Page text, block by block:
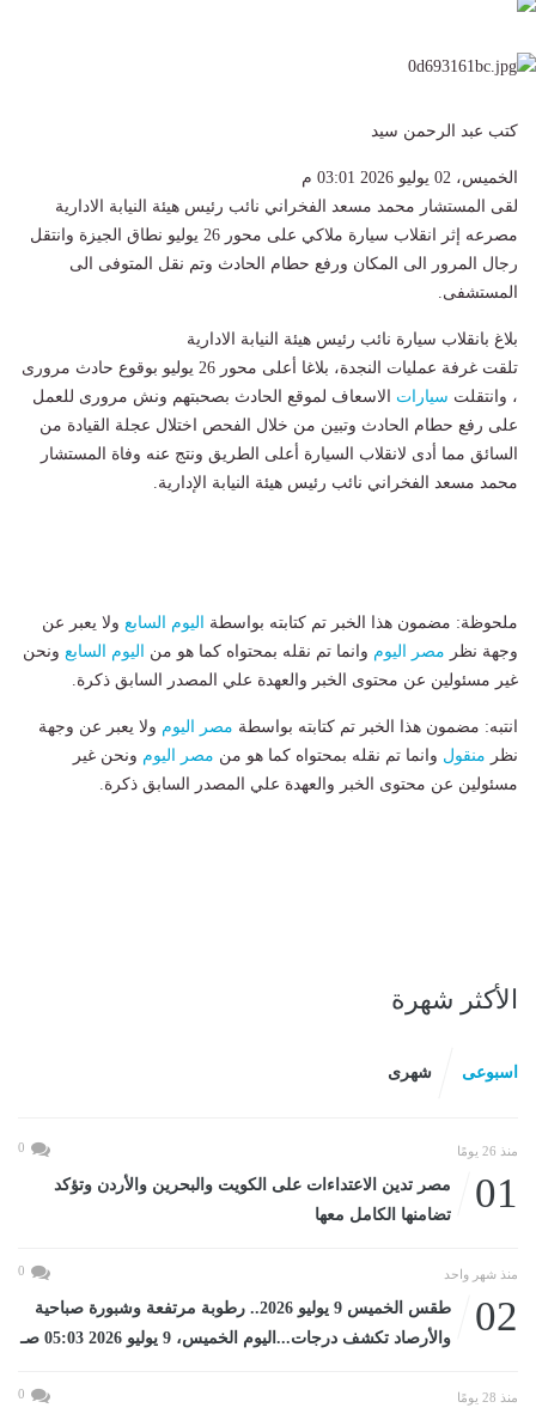
كتب عبد الرحمن سيد
الخميس، 02 يوليو 2026 03:01 م
لقى المستشار محمد مسعد الفخراني نائب رئيس هيئة النيابة الادارية
مصرعه إثر انقلاب سيارة ملاكي على محور 26 يوليو نطاق الجيزة وانتقل
رجال المرور الى المكان ورفع حطام الحادث وتم نقل المتوفى الى
المستشفى.
بلاغ بانقلاب سيارة نائب رئيس هيئة النيابة الادارية
تلقت غرفة عمليات النجدة، بلاغا أعلى محور 26 يوليو بوقوع حادث مرورى
، وانتقلت سيارات الاسعاف لموقع الحادث بصحبتهم ونش مرورى للعمل
على رفع حطام الحادث وتبين من خلال الفحص اختلال عجلة القيادة من
السائق مما أدى لانقلاب السيارة أعلى الطريق ونتج عنه وفاة المستشار
محمد مسعد الفخراني نائب رئيس هيئة النيابة الإدارية.
ملحوظة: مضمون هذا الخبر تم كتابته بواسطة اليوم السابع ولا يعبر عن
وجهة نظر مصر اليوم وانما تم نقله بمحتواه كما هو من اليوم السابع ونحن
غير مسئولين عن محتوى الخبر والعهدة علي المصدر السابق ذكرة.
انتبه: مضمون هذا الخبر تم كتابته بواسطة مصر اليوم ولا يعبر عن وجهة
نظر منقول وانما تم نقله بمحتواه كما هو من مصر اليوم ونحن غير
مسئولين عن محتوى الخبر والعهدة علي المصدر السابق ذكرة.
الأكثر شهرة
اسبوعى شهرى
منذ 26 يومًا 0
01
مصر تدين الاعتداءات على الكويت والبحرين والأردن وتؤكد
تضامنها الكامل معها
منذ شهر واحد 0
02
طقس الخميس 9 يوليو 2026.. رطوبة مرتفعة وشبورة صباحية
والأرصاد تكشف درجات...اليوم الخميس، 9 يوليو 2026 05:03 صـ
منذ 28 يومًا 0